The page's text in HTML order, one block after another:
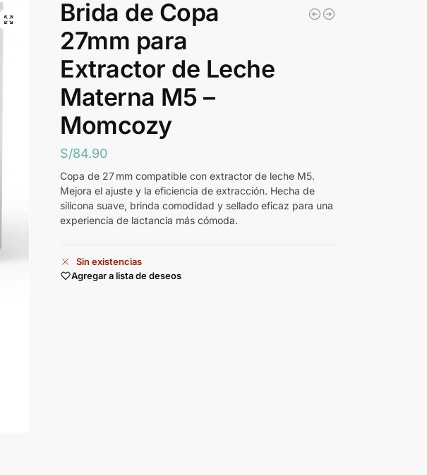
Brida de Copa
27mm para
Extractor de Leche
Materna M5 –
Momcozy
S/84.90
Copa de 27 mm compatible con extractor de leche M5.
Mejora el ajuste y la eficiencia de extracción. Hecha de
silicona suave, brinda comodidad y sellado eficaz para una
experiencia de lactancia más cómoda.
Sin existencias
Agregar a lista de deseos